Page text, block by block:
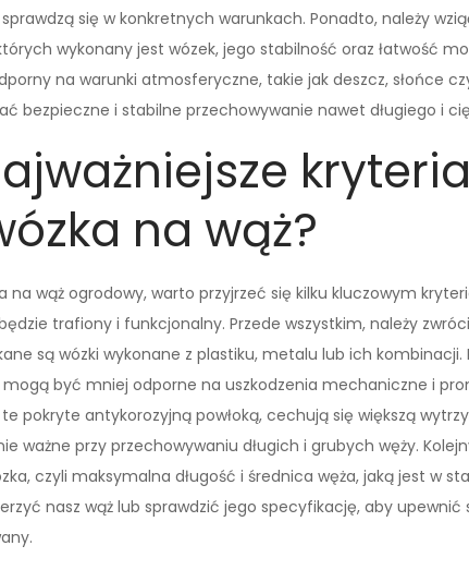
się w konkretnych warunkach. Ponadto, należy
wykonany jest wózek, jego stabilność oraz łatwość
na warunki atmosferyczne, takie jak deszcz, słońce
bezpieczne i stabilne przechowywanie nawet długiego i
na wąż?
na wąż ogrodowy, warto przyjrzeć się kilku kluczowym
trafiony i funkcjonalny. Przede wszystkim, należy
są wózki wykonane z plastiku, metalu lub ich kombinacji.
mogą być mniej odporne na uszkodzenia mechaniczne i
pokryte antykorozyjną powłoką, cechują się większą
ważne przy przechowywaniu długich i grubych węży.
czyli maksymalna długość i średnica węża, jaką jest w
nasz wąż lub sprawdzić jego specyfikację, aby upewnić